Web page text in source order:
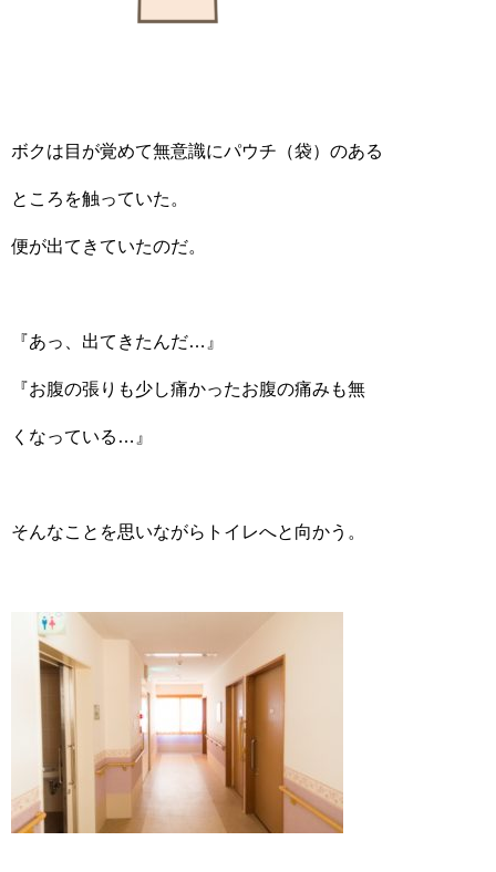
ボクは目が覚めて無意識にパウチ（袋）のある
ところを触っていた。
便が出てきていたのだ。
『あっ、出てきたんだ…』
『お腹の張りも少し痛かったお腹の痛みも無
くなっている…』
そんなことを思いながらトイレへと向かう。